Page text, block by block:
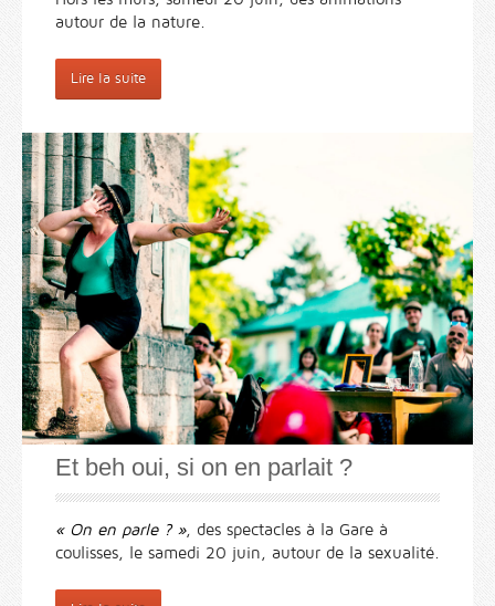
autour de la nature.
Lire la suite
Et beh oui, si on en parlait ?
« On en parle ? », des spectacles à la Gare à
coulisses, le samedi 20 juin, autour de la sexualité.